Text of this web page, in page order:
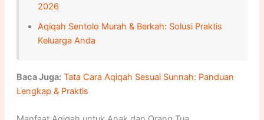
2026
Aqiqah Sentolo Murah & Berkah: Solusi Praktis
Keluarga Anda
Baca Juga: Tata Cara Aqiqah Sesuai Sunnah: Panduan
Lengkap & Praktis